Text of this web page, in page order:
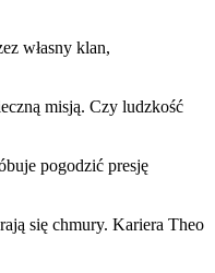
własny klan,
misją. Czy ludzkość
pogodzić presję
się chmury. Kariera Theo